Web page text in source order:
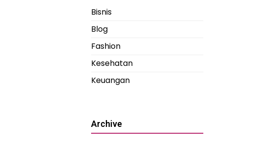
Bisnis
Blog
Fashion
Kesehatan
Keuangan
Archive